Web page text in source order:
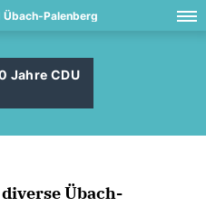
Palenberg
Jahre CDU
Übach-